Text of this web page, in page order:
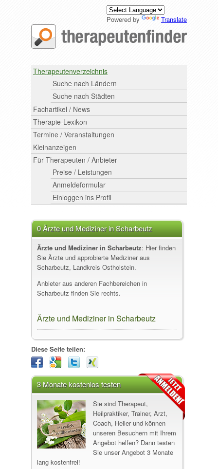
Powered by Translate
Therapeutenverzeichnis
Suche nach Ländern
Suche nach Städten
Fachartikel / News
Therapie-Lexikon
Termine / Veranstaltungen
Kleinanzeigen
Für Therapeuten / Anbieter
Preise / Leistungen
Anmeldeformular
Einloggen ins Profil
0 Ärzte und Mediziner in Scharbeutz
Ärzte und Mediziner in Scharbeutz: Hier finden
Sie Ärzte und approbierte Mediziner aus
Scharbeutz, Landkreis Ostholstein.
Anbieter aus anderen Fachbereichen in
Scharbeutz finden Sie rechts.
Ärzte und Mediziner in Scharbeutz
Diese Seite teilen:
3 Monate kostenlos testen
Sie sind Therapeut,
Heilpraktiker, Trainer, Arzt,
Coach, Heiler und können
unseren Besuchern mit Ihrem
Angebot helfen? Dann testen
Sie unser Angebot 3 Monate
lang kostenfrei!